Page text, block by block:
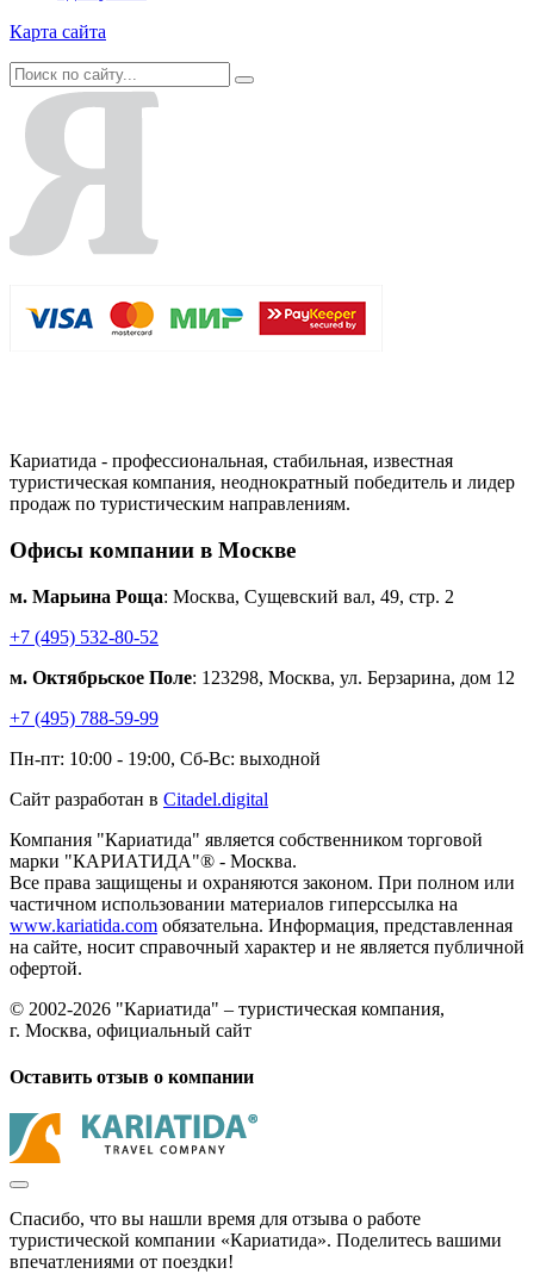
Карта сайта
Кариатида - профессиональная, стабильная, известная
туристическая компания, неоднократный победитель и лидер
продаж по туристическим направлениям.
Офисы компании в Москве
м. Марьина Роща: Москва, Сущевский вал, 49, стр. 2
+7 (495) 532-80-52
м. Октябрьское Поле: 123298, Москва, ул. Берзарина, дом 12
+7 (495) 788-59-99
Пн-пт: 10:00 - 19:00, Сб-Вс: выходной
Сайт разработан в Citadel.digital
Компания "Кариатида" является собственником торговой
марки "КАРИАТИДА"® - Москва.
Все права защищены и охраняются законом. При полном или
частичном использовании материалов гиперссылка на
www.kariatida.com обязательна. Информация, представленная
на сайте, носит справочный характер и не является публичной
офертой.
© 2002-2026 "Кариатида" – туристическая компания,
г. Москва, официальный сайт
Оставить отзыв о компании
Спасибо, что вы нашли время для отзыва о работе
туристической компании «Кариатида». Поделитесь вашими
впечатлениями от поездки!